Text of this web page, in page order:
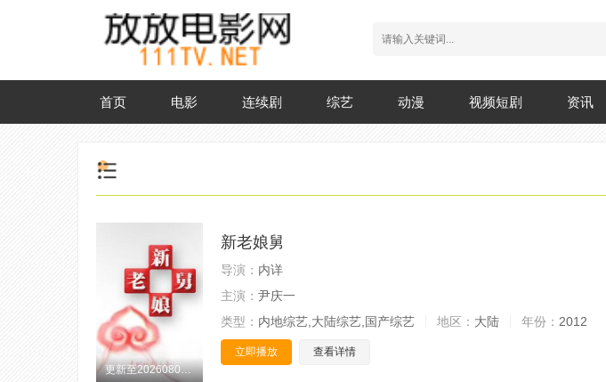
首页 电影 连续剧 综艺 动漫 视频短剧 资讯
更新至20260807期
新老娘舅
导演： 内详
主演： 尹庆一
类型： 内地综艺,大陆综艺,国产综艺 地区： 大陆 年份： 2012
立即播放 查看详情